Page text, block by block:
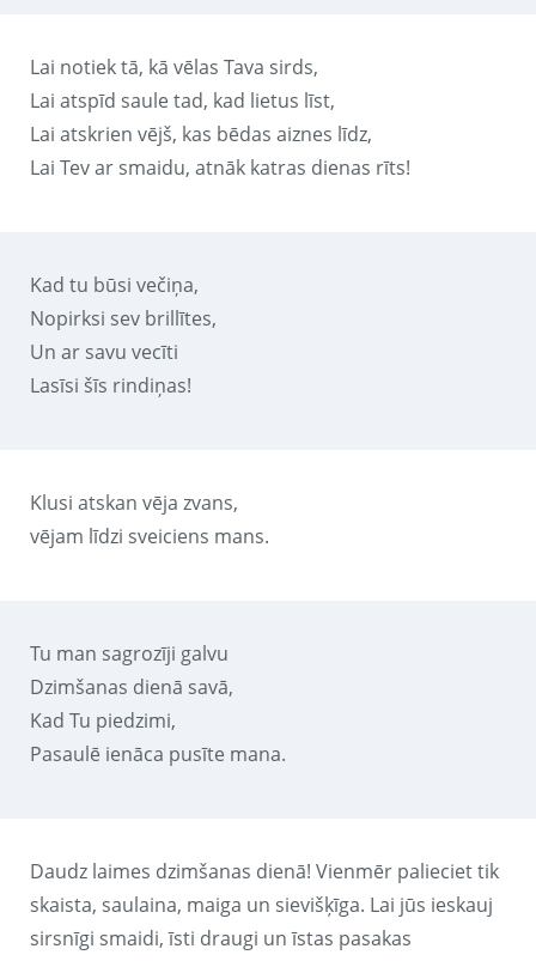
Lai notiek tā, kā vēlas Tava sirds,
Lai atspīd saule tad, kad lietus līst,
Lai atskrien vējš, kas bēdas aiznes līdz,
Lai Tev ar smaidu, atnāk katras dienas rīts!
Kad tu būsi večiņa,
Nopirksi sev brillītes,
Un ar savu vecīti
Lasīsi šīs rindiņas!
Klusi atskan vēja zvans,
vējam līdzi sveiciens mans.
Tu man sagrozīji galvu
Dzimšanas dienā savā,
Kad Tu piedzimi,
Pasaulē ienāca pusīte mana.
Daudz laimes dzimšanas dienā! Vienmēr palieciet tik
skaista, saulaina, maiga un sievišķīga. Lai jūs ieskauj
sirsnīgi smaidi, īsti draugi un īstas pasakas